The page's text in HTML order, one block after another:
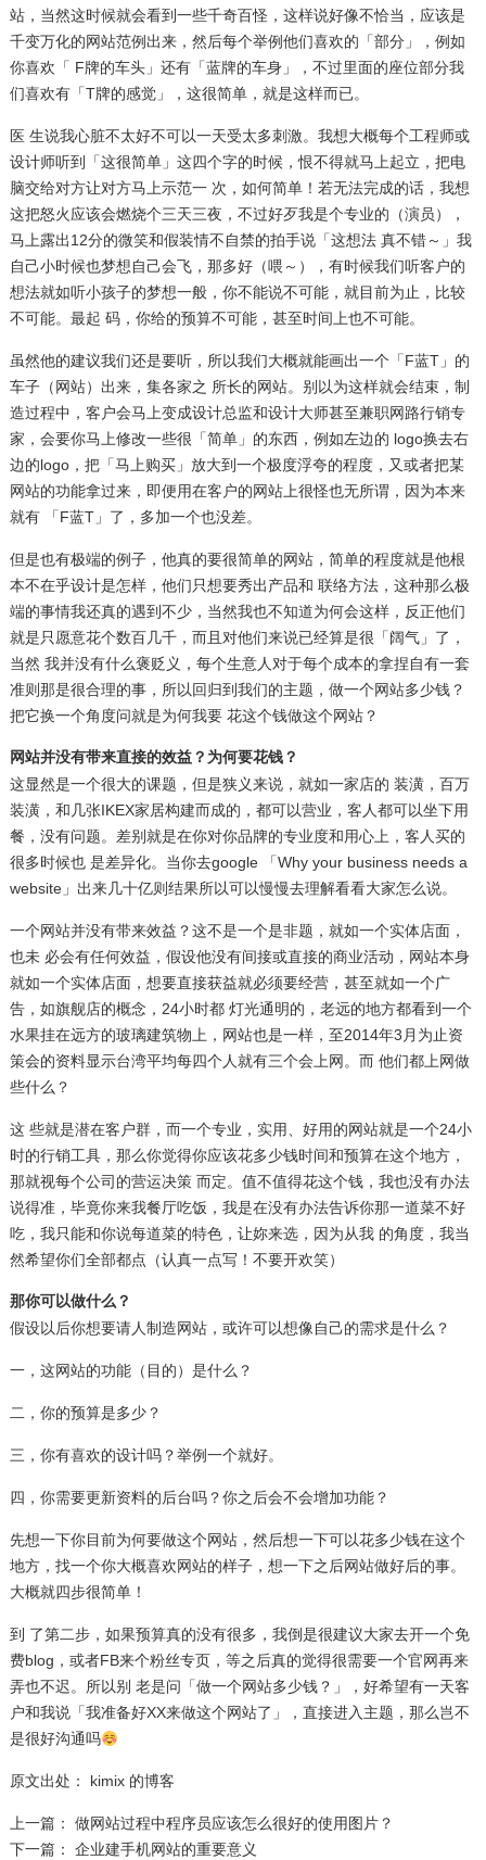
站，当然这时候就会看到一些千奇百怪，这样说好像不恰当，应该是
千变万化的网站范例出来，然后每个举例他们喜欢的「部分」，例如
你喜欢「 F牌的车头」还有「蓝牌的车身」，不过里面的座位部分我
们喜欢有「T牌的感觉」，这很简单，就是这样而已。
医 生说我心脏不太好不可以一天受太多刺激。我想大概每个工程师或
设计师听到「这很简单」这四个字的时候，恨不得就马上起立，把电
脑交给对方让对方马上示范一 次，如何简单！若无法完成的话，我想
这把怒火应该会燃烧个三天三夜，不过好歹我是个专业的（演员），
马上露出12分的微笑和假装情不自禁的拍手说「这想法 真不错～」我
自己小时候也梦想自己会飞，那多好（喂～），有时候我们听客户的
想法就如听小孩子的梦想一般，你不能说不可能，就目前为止，比较
不可能。最起 码，你给的预算不可能，甚至时间上也不可能。
虽然他的建议我们还是要听，所以我们大概就能画出一个「F蓝T」的
车子（网站）出来，集各家之 所长的网站。别以为这样就会结束，制
造过程中，客户会马上变成设计总监和设计大师甚至兼职网路行销专
家，会要你马上修改一些很「简单」的东西，例如左边的 logo换去右
边的logo，把「马上购买」放大到一个极度浮夸的程度，又或者把某
网站的功能拿过来，即便用在客户的网站上很怪也无所谓，因为本来
就有 「F蓝T」了，多加一个也没差。
但是也有极端的例子，他真的要很简单的网站，简单的程度就是他根
本不在乎设计是怎样，他们只想要秀出产品和 联络方法，这种那么极
端的事情我还真的遇到不少，当然我也不知道为何会这样，反正他们
就是只愿意花个数百几千，而且对他们来说已经算是很「阔气」了，
当然 我并没有什么褒贬义，每个生意人对于每个成本的拿捏自有一套
准则那是很合理的事，所以回归到我们的主题，做一个网站多少钱？
把它换一个角度问就是为何我要 花这个钱做这个网站？
网站并没有带来直接的效益？为何要花钱？
这显然​​是一个很大的课题，但是狭义来说，就如一家店的 装潢，百万
装潢，和几张IKEX家居构建而成的，都可以营业，客人都可以坐下用
餐，没有问题。差别就是在你对你品牌的专业度和用心上，客人买的
很多时候也 是差异化。当你去google 「Why your business needs a
website」出来几十亿则结果所以可以慢慢去理解看看大家怎么说。
一个网站并没有带来效益？这不是一个是非题，就如一个实体店面，
也未 必会有任何效益，假设他没有间接或直接的商业活动，网站本身
就如一个实体店面，想要直接获益就必须要经营，甚至就如一个广
告，如旗舰店的概念，24小时都 灯光通明的，老远的地方都看到一个
水果挂在远方的玻璃建筑物上，网站也是一样，至2014年3月为止资
策会的资料显示台湾平均每四个人就有三个会上网。而 他们都上网做
些什么？
这 些就是潜在客户群，而一个专业，实用、好用的网站就是一个24小
时的行销工具，那么你觉得你应该花多少钱时间和预算在这个地方，
那就视每个公司的营运决策 而定。值不值得花这个钱，我也没有办法
说得准，毕竟你来我餐厅吃饭，我是在没有办法告诉你那一道菜不好
吃，我只能和你说每道菜的特色，让妳来选，因为从我 的角度，我当
然希望你们全部都点（认真一点写！不要开欢笑）
那你可以做什么？
假设以后你想要请人制造网站，或许可以想像自己的需求是什么？
一，这网站的功能（目的）是什么？
二，你的预算是多少？
三，你有喜欢的设计吗？举例一个就好。
四，你需要更新资料的后台吗？你之后会不会增加功能？
先想一下你目前为何要做这个网站，然后想一下可以花多少钱在这个
地方，找一个你大概喜欢网站的样子，想一下之后网站做好后的事。
大概就四步很简单！
到 了第二步，如果预算真的没有很多，我倒是很建议大家去开一个免
费blog，或者FB来个粉丝专页，等之后真的觉得很需要一个​​官网再来
弄也不迟。所以别 老是问「做一个网站多少钱？」，好希望有一天客
户和我说「我准备好XX来做这个网站了」，直接进入主题，那么岂不
是很好沟通吗
原文出处： kimix 的博客
上一篇：
做网站过程中程序员应该怎么很好的使用图片？
下一篇：
企业建手机网站的重要意义